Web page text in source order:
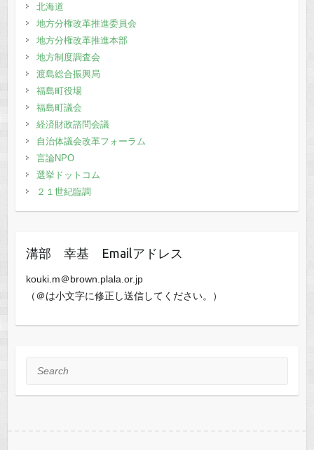
北海道
地方分権改革推進委員会
地方分権改革推進本部
地方制度調査会
渡島総合振興局
福島町役場
福島町議会
経済財政諮問会議
自治体議会改革フォーラム
言論NPO
選挙ドットコム
２１世紀臨調
溝部 幸基 Emailアドレス
kouki.m＠brown.plala.or.jp
（＠は小文字に修正し送信してください。）
Search